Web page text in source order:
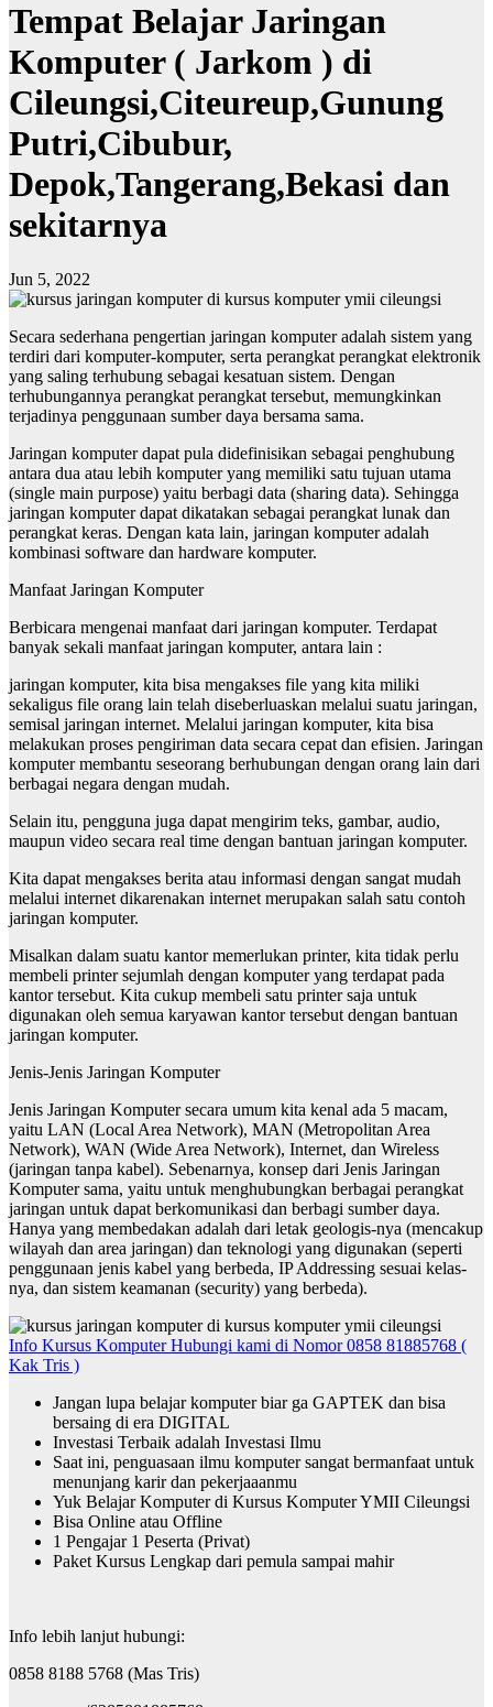
Tempat Belajar Jaringan
Komputer ( Jarkom ) di
Cileungsi,Citeureup,Gunung
Putri,Cibubur,
Depok,Tangerang,Bekasi dan
sekitarnya
Jun 5, 2022
Secara sederhana pengertian jaringan komputer adalah sistem yang
terdiri dari komputer-komputer, serta perangkat perangkat elektronik
yang saling terhubung sebagai kesatuan sistem. Dengan
terhubungannya perangkat perangkat tersebut, memungkinkan
terjadinya penggunaan sumber daya bersama sama.
Jaringan komputer dapat pula didefinisikan sebagai penghubung
antara dua atau lebih komputer yang memiliki satu tujuan utama
(single main purpose) yaitu berbagi data (sharing data). Sehingga
jaringan komputer dapat dikatakan sebagai perangkat lunak dan
perangkat keras. Dengan kata lain, jaringan komputer adalah
kombinasi software dan hardware komputer.
Manfaat Jaringan Komputer
Berbicara mengenai manfaat dari jaringan komputer. Terdapat
banyak sekali manfaat jaringan komputer, antara lain :
jaringan komputer, kita bisa mengakses file yang kita miliki
sekaligus file orang lain telah diseberluaskan melalui suatu jaringan,
semisal jaringan internet. Melalui jaringan komputer, kita bisa
melakukan proses pengiriman data secara cepat dan efisien. Jaringan
komputer membantu seseorang berhubungan dengan orang lain dari
berbagai negara dengan mudah.
Selain itu, pengguna juga dapat mengirim teks, gambar, audio,
maupun video secara real time dengan bantuan jaringan komputer.
Kita dapat mengakses berita atau informasi dengan sangat mudah
melalui internet dikarenakan internet merupakan salah satu contoh
jaringan komputer.
Misalkan dalam suatu kantor memerlukan printer, kita tidak perlu
membeli printer sejumlah dengan komputer yang terdapat pada
kantor tersebut. Kita cukup membeli satu printer saja untuk
digunakan oleh semua karyawan kantor tersebut dengan bantuan
jaringan komputer.
Jenis-Jenis Jaringan Komputer
Jenis Jaringan Komputer secara umum kita kenal ada 5 macam,
yaitu LAN (Local Area Network), MAN (Metropolitan Area
Network), WAN (Wide Area Network), Internet, dan Wireless
(jaringan tanpa kabel). Sebenarnya, konsep dari Jenis Jaringan
Komputer sama, yaitu untuk menghubungkan berbagai perangkat
jaringan untuk dapat berkomunikasi dan berbagi sumber daya.
Hanya yang membedakan adalah dari letak geologis-nya (mencakup
wilayah dan area jaringan) dan teknologi yang digunakan (seperti
penggunaan jenis kabel yang berbeda, IP Addressing sesuai kelas-
nya, dan sistem keamanan (security) yang berbeda).
Info Kursus Komputer Hubungi kami di Nomor 0858 81885768 (
Kak Tris )
Jangan lupa belajar komputer biar ga GAPTEK dan bisa
bersaing di era DIGITAL
Investasi Terbaik adalah Investasi Ilmu
Saat ini, penguasaan ilmu komputer sangat bermanfaat untuk
menunjang karir dan pekerjaaanmu
Yuk Belajar Komputer di Kursus Komputer YMII Cileungsi
Bisa Online atau Offline
1 Pengajar 1 Peserta (Privat)
Paket Kursus Lengkap dari pemula sampai mahir
Info lebih lanjut hubungi:
0858 8188 5768 (Mas Tris)